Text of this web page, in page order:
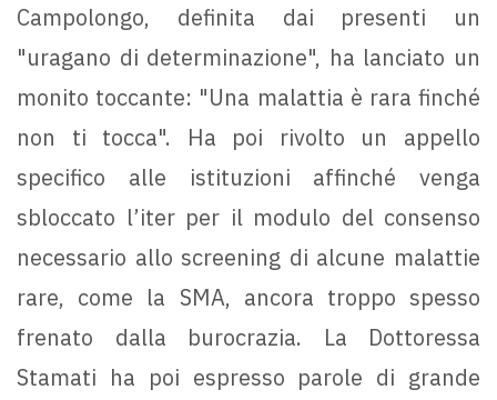
Campolongo, definita dai presenti un
"uragano di determinazione", ha lanciato un
monito toccante: "Una malattia è rara finché
non ti tocca". Ha poi rivolto un appello
specifico alle istituzioni affinché venga
sbloccato l’iter per il modulo del consenso
necessario allo screening di alcune malattie
rare, come la SMA, ancora troppo spesso
frenato dalla burocrazia. La Dottoressa
Stamati ha poi espresso parole di grande